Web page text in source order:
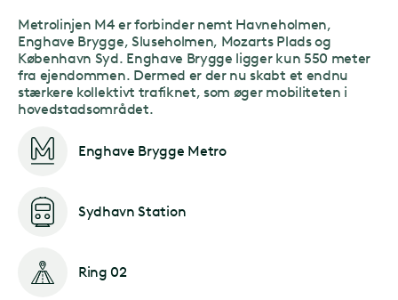
Metrolinjen M4 er forbinder nemt Havneholmen,
Enghave Brygge, Sluseholmen, Mozarts Plads og
København Syd. Enghave Brygge ligger kun 550 meter
fra ejendommen. Dermed er der nu skabt et endnu
stærkere kollektivt trafiknet, som øger mobiliteten i
hovedstadsområdet.
Enghave Brygge Metro
Sydhavn Station
Ring 02